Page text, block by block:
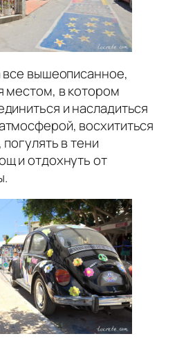
вышеописанное,
местом, в котором
и насладиться
восхититься
в тени
и отдохнуть от